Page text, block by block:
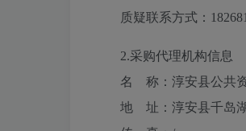
质疑联系方式：
2.采购代理机构信息
名 称： 淳安县公共
地 址： 淳安县千岛